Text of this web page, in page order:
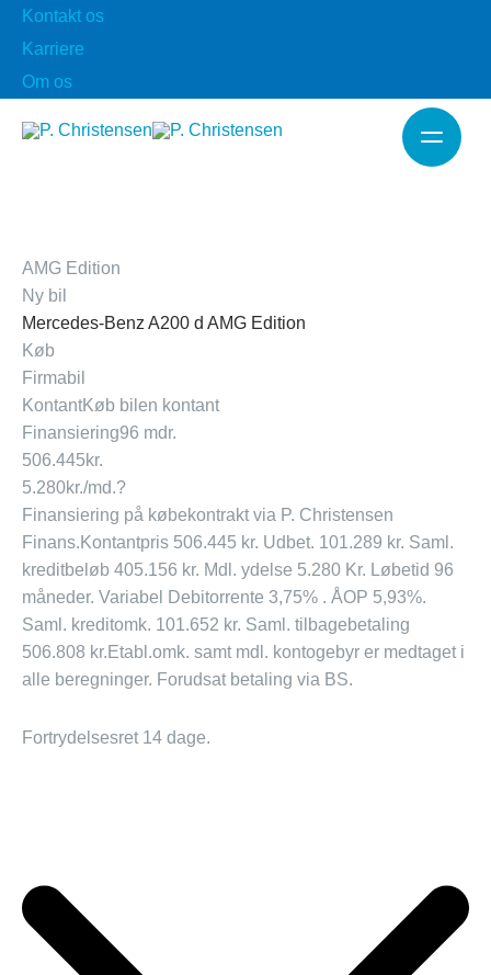
Kontakt os
Karriere
Om os
AMG Edition
Ny bil
Mercedes-Benz A200 d AMG Edition
Køb
Firmabil
KontantKøb bilen kontant
Finansiering96 mdr.
506.445kr.
5.280kr./md.?
Finansiering på købekontrakt via P. Christensen
Finans. Kontantpris 506.445 kr. Udbet. 101.289 kr. Saml.
kreditbeløb 405.156 kr. Mdl. ydelse 5.280 Kr. Løbetid 96
måneder. Variabel Debitorrente 3,75% . ÅOP 5,93%.
Saml. kreditomk. 101.652 kr. Saml. tilbagebetaling
506.808 kr. Etabl.omk. samt mdl. kontogebyr er medtaget i
alle beregninger. Forudsat betaling via BS.
Fortrydelsesret 14 dage.